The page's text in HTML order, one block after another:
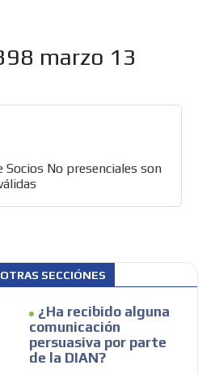
marzo 13
Socios No presenciales son
SECCIÓNES
¿Ha recibido alguna
comunicación
persuasiva por parte
de la DIAN?